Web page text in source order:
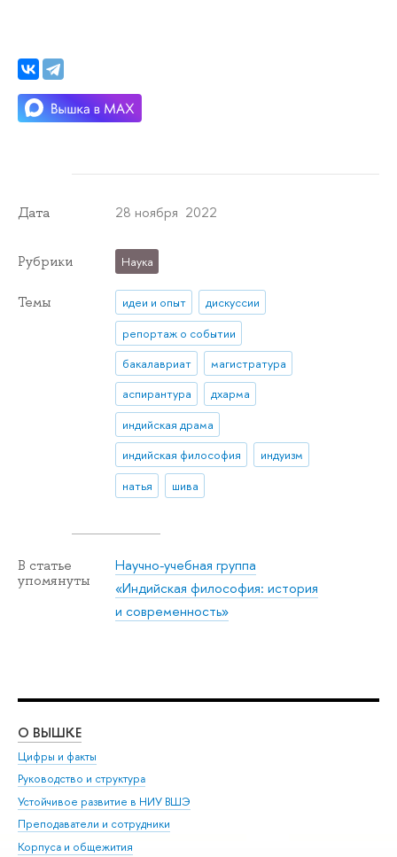
Дата 28 ноября 2022
Рубрики Наука
Темы идеи и опыт
дискуссии
репортаж о событии
бакалавриат
магистратура
аспирантура
дхарма
индийская драма
индийская философия
индуизм
натья
шива
В статье
упомянуты
Научно-учебная группа
«Индийская философия: история
и современность»
О ВЫШКЕ
Цифры и факты
Руководство и структура
Устойчивое развитие в НИУ ВШЭ
Преподаватели и сотрудники
Корпуса и общежития